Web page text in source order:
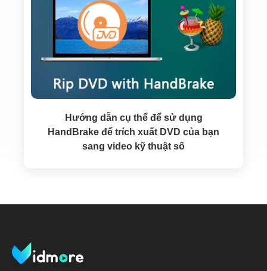
Hướng dẫn cụ thể để sử dụng
HandBrake để trích xuất DVD của bạn
sang video kỹ thuật số